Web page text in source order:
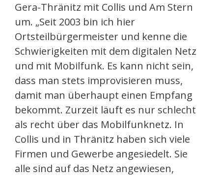
Gera-Thränitz mit Collis und Am Stern
um. „Seit 2003 bin ich hier
Ortsteilbürgermeister und kenne die
Schwierigkeiten mit dem digitalen Netz
und mit Mobilfunk. Es kann nicht sein,
dass man stets improvisieren muss,
damit man überhaupt einen Empfang
bekommt. Zurzeit läuft es nur schlecht
als recht über das Mobilfunknetz. In
Collis und in Thränitz haben sich viele
Firmen und Gewerbe angesiedelt. Sie
alle sind auf das Netz angewiesen,